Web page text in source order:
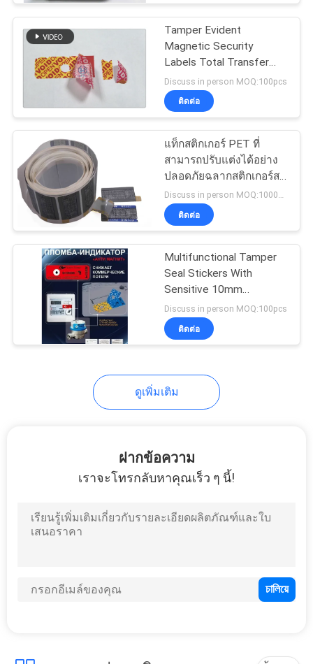
ตัว
Tamper Evident
Magnetic Security
Labels Total Transfer
Printing Material
Discuss in person MOQ:100pcs
ติดต่อ
แท็กสติกเกอร์ PET ที่
สามารถปรับแต่งได้อย่าง
ปลอดภัยฉลากสติกเกอร์สติ
กเกอร์
Discuss in person MOQ:1000pcs
ติดต่อ
Multifunctional Tamper
Seal Stickers With
Sensitive 10mm
Capsules
Discuss in person MOQ:100pcs
ติดต่อ
ดูเพิ่มเติม
ฝากข้อความ
เราจะโทรกลับหาคุณเร็ว ๆ นี้!